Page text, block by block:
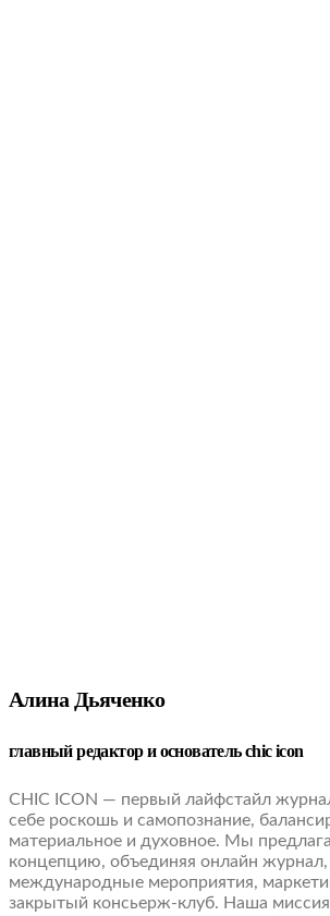
Алина Дьяченко
главный редактор и основатель chic icon
CHIC ICON — первый лайфстайл
себе роскошь и самопознание,
материальное и духовное. Мы
концепцию, объединяя онлайн
международные мероприятия,
закрытый консьерж-клуб. Наша